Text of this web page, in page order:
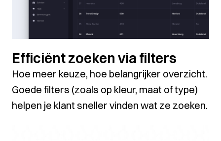
Efficiënt zoeken via filters
Hoe meer keuze, hoe belangrijker overzicht.
Goede filters (zoals op kleur, maat of type)
helpen je klant sneller vinden wat ze zoeken.